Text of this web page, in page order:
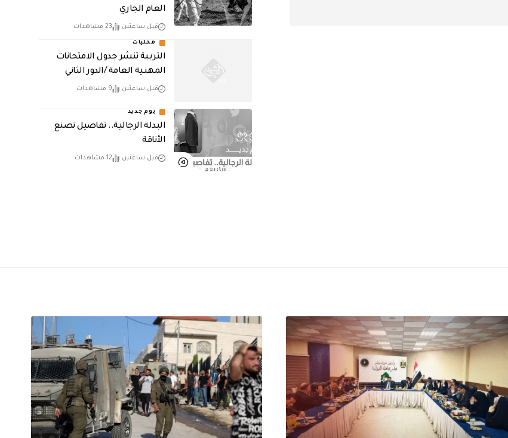
العام الجاري
قبل ساعتين 23 مشاهدات
محليات
التربية تنشر جدول الامتحانات
المهنية العامة /الدور الثاني
قبل ساعتين 9 مشاهدات
يوم جديد
البدلة الرجالية.. تفاصيل تصنع
الأناقة
قبل ساعتين 12 مشاهدات